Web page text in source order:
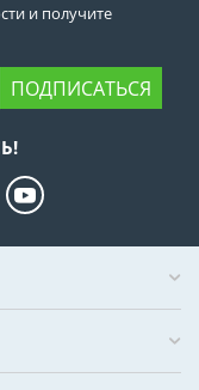
и получите
ПОДПИСАТЬСЯ